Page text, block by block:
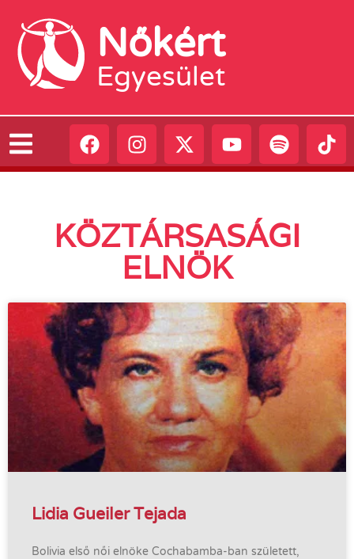
Nőkért
Egyesület
KÖZTÁRSASÁGI
ELNÖK
Lidia Gueiler Tejada
Bolivia első női elnöke Cochabamba-ban született,